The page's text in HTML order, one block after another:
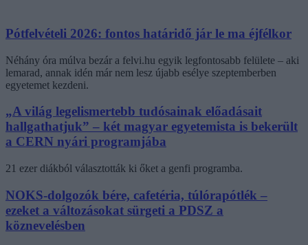
Pótfelvételi 2026: fontos határidő jár le ma éjfélkor
Néhány óra múlva bezár a felvi.hu egyik legfontosabb felülete – aki
lemarad, annak idén már nem lesz újabb esélye szeptemberben
egyetemet kezdeni.
„A világ legelismertebb tudósainak előadásait
hallgathatjuk” – két magyar egyetemista is bekerült
a CERN nyári programjába
21 ezer diákból választották ki őket a genfi programba.
NOKS-dolgozók bére, cafetéria, túlórapótlék –
ezeket a változásokat sürgeti a PDSZ a
köznevelésben